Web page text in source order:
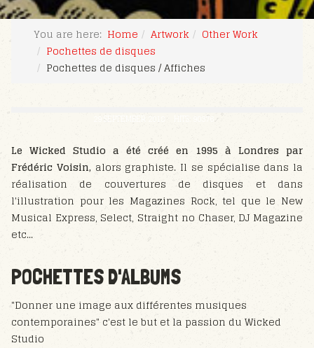
You are here: Home Artwork
Other Work
Pochettes de disques
Pochettes de disques / Affiches
29 SEPTEMBER 2018 HITS: 90376
Le Wicked Studio a été créé en 1995 à Londres par
Frédéric Voisin, alors graphiste. Il se spécialise dans la
réalisation de couvertures de disques et dans
l'illustration pour les Magazines Rock, tel que le New
Musical Express, Select, Straight no Chaser, DJ Magazine
etc...
POCHETTES D'ALBUMS
"Donner une image aux différentes musiques
contemporaines" c'est le but et la passion du Wicked
Studio